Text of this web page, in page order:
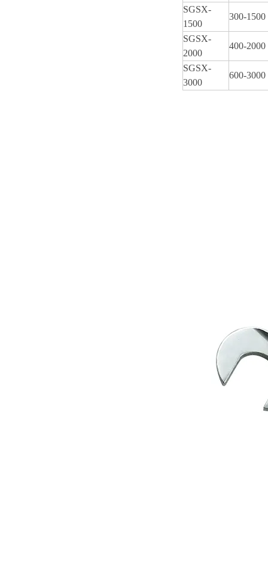
SGSX-
1500
300-1500
SGSX-
2000
400-2000
SGSX-
3000
600-3000